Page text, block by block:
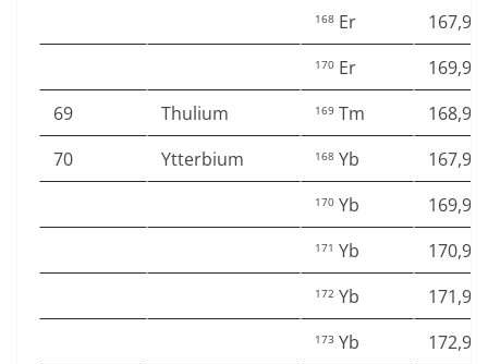
168 Er
170 Er
69
Thulium 169 Tm
70
Ytterbium 168 Yb
170 Yb
171 Yb
172 Yb
173 Yb